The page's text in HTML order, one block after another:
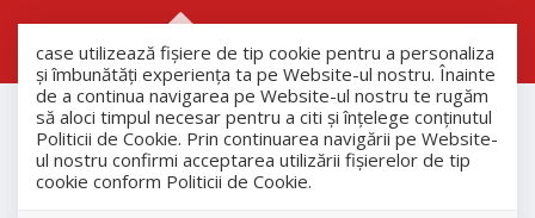
case utilizează fişiere de tip cookie pentru a personaliza
și îmbunătăți experiența ta pe Website-ul nostru. Înainte
de a continua navigarea pe Website-ul nostru te rugăm
să aloci timpul necesar pentru a citi și înțelege conținutul
Politicii de Cookie. Prin continuarea navigării pe Website-
ul nostru confirmi acceptarea utilizării fişierelor de tip
cookie conform Politicii de Cookie.
Vanzare
Case
Chisinau
Buiucani